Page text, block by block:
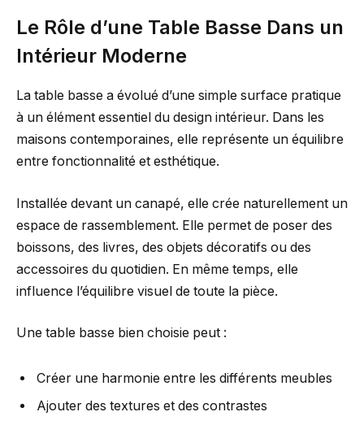
Le Rôle d’une Table Basse Dans un
Intérieur Moderne
La table basse a évolué d’une simple surface pratique
à un élément essentiel du design intérieur. Dans les
maisons contemporaines, elle représente un équilibre
entre fonctionnalité et esthétique.
Installée devant un canapé, elle crée naturellement un
espace de rassemblement. Elle permet de poser des
boissons, des livres, des objets décoratifs ou des
accessoires du quotidien. En même temps, elle
influence l’équilibre visuel de toute la pièce.
Une table basse bien choisie peut :
Créer une harmonie entre les différents meubles
Ajouter des textures et des contrastes